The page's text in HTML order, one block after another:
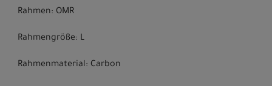
Rahmen: OMR
Rahmengröße: L
Rahmenmaterial: Carbon